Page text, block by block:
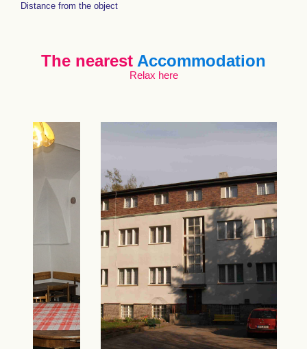
Distance from the object
The nearest Accommodation
Relax here